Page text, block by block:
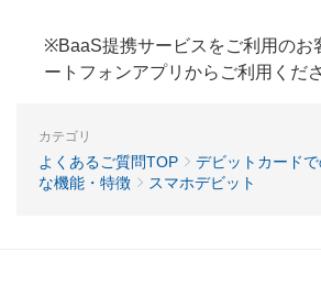
※BaaS提携サービスをご利用のお
ートフォンアプリからご利用くださ
カテゴリ
よくあるご質問TOP デビットカードで
な機能・特徴
スマホデビット